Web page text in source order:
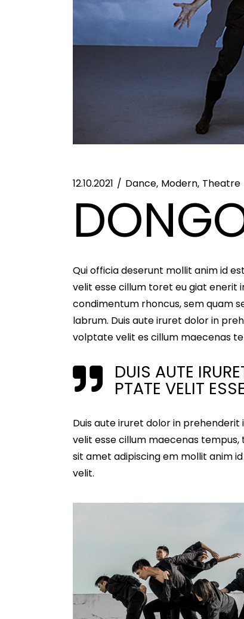
12.10.2021 Dance Modern Theatre
Qui officia deserunt mollit anim id
velit esse cillum toret eu giat enerit
condimentum rhoncus, sem quam
labrum. Duis aute iruret dolor in
volptate velit es cillum maecenas
DUIS AUTE
PTATE VELIT
Duis aute iruret dolor in
velit esse cillum maecenas
sit amet adipiscing em mollit anim
velit.